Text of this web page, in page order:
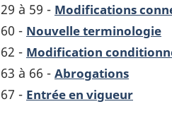
29 à 59 - Modifications
60 - Nouvelle terminologie
62 - Modification
63 à 66 - Abrogations
67 - Entrée en vigueur